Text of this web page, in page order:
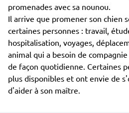
promenades avec sa nounou.
Il arrive que promener son chien
certaines personnes : travail,
hospitalisation, voyages,
animal qui a besoin de
de façon quotidienne. Certaines
plus disponibles et ont envie de
d'aider à son maître.